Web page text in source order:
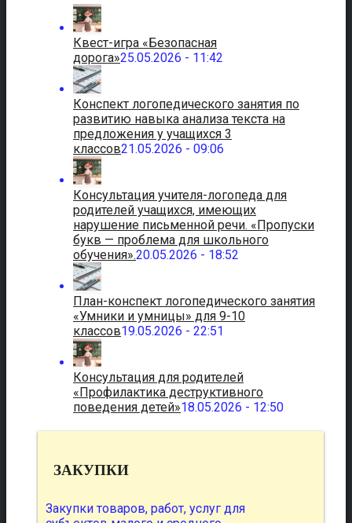
Квест-игра «Безопасная
дорога»25.05.2026 - 11:42
Конспект логопедического занятия по
развитию навыка анализа текста на
предложения у учащихся 3
классов21.05.2026 - 09:06
Консультация учителя-логопеда для
родителей учащихся, имеющих
нарушение письменной речи. «Пропуски
букв — проблема для школьного
обучения».20.05.2026 - 18:52
План-конспект логопедического занятия
«Умники и умницы» для 9-10
классов19.05.2026 - 22:51
Консультация для родителей
«Профилактика деструктивного
поведения детей»18.05.2026 - 12:50
ЗАКУПКИ
Закупки товаров, работ, услуг для